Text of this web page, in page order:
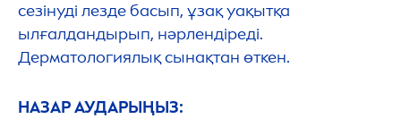
сезінуді лезде басып, ұзақ уақытқа
ылғалдандырып, нәрлендіреді.
Дерматологиялық сынақтан өткен.
НАЗАР АУДАРЫҢЫЗ: